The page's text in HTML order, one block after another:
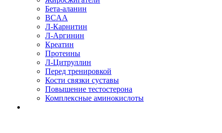
Бета-аланин
BCAA
Л-Карнитин
Л-Аргинин
Креатин
Протеины
Л-Цитруллин
Перед тренировкой
Кости связки суставы
Повышение тестостерона
Комплексные аминокислоты